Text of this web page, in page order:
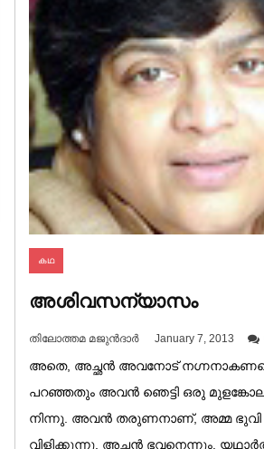
കഥ
അശിവസന്യാസം
തിലോത്തമ മജുൻദാർ January 7, 2013
അതെ, അച്ഛൻ അവനോട്
പറഞ്ഞതും അവൻ ഞെട്ടി ഒരു
നിന്നു. അവൻ തരുണനാണ്, അമ്മ
വിളിക്കുന്നു, അച്ഛൻ ഭവനെന്നും.